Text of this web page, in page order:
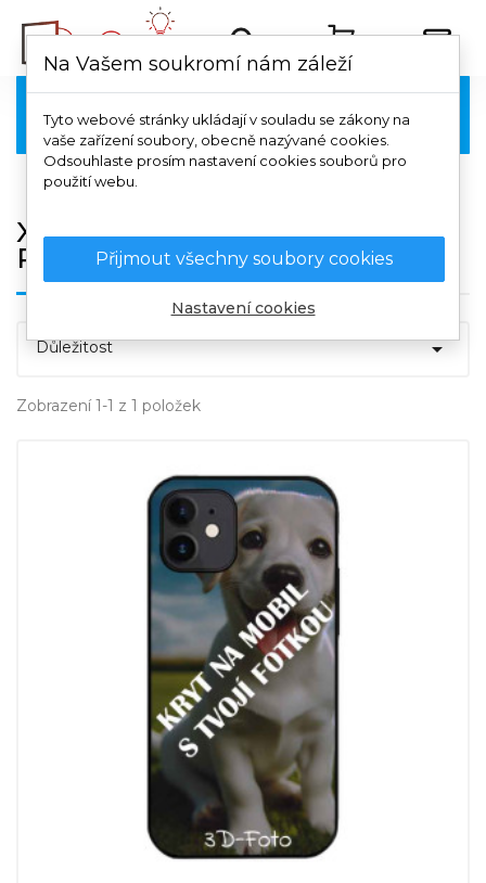
Xiaomi 
Xiaomi Redmi Note 11T Pro /
Poco X4 GT
Důležitost 
Zobrazení 1-1 z 1 položek
Na Vašem soukromí nám záleží
Tyto webové stránky ukládají v souladu se zákony na
vaše zařízení soubory, obecně nazývané cookies.
Odsouhlaste prosím nastavení cookies souborů pro
použití webu.
Přijmout všechny soubory cookies
Nastavení cookies